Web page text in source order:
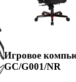
Игровое
GC/G001/NR